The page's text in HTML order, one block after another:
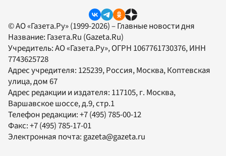
© АО «Газета.Ру» (1999-2026) – Главные новости дня
Название: Газета.Ru (Gazeta.Ru)
Учредитель:АО «Газета.Ру», ОГРН 1067761730376, ИНН
7743625728
Адрес учредителя: 125239, Россия, Москва, Коптевская
улица, дом 67
Адрес редакции и издателя: 117105, г. Москва,
Варшавское шоссе, д.9, стр.1
Телефон редакции:+7 (495) 785-00-12
Факс:+7 (495) 785-17-01
Электронная почта:gazeta@gazeta.ru